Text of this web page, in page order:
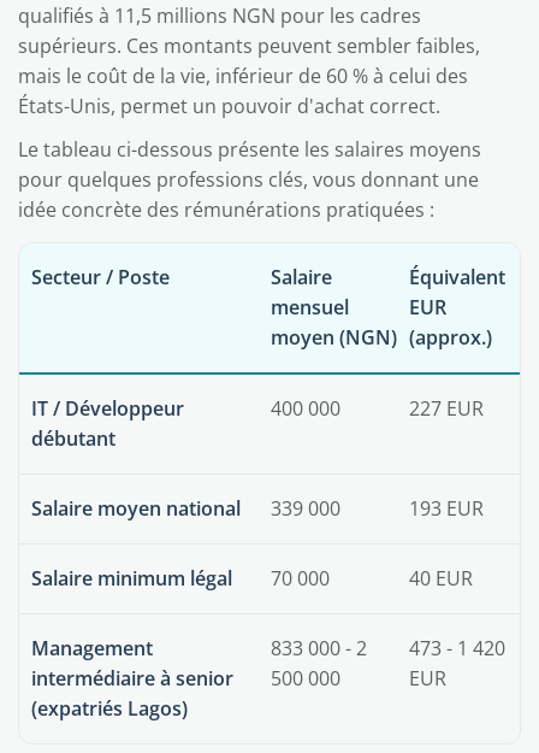
qualifiés à 11,5 millions NGN pour les cadres
supérieurs. Ces montants peuvent sembler faibles,
mais le coût de la vie, inférieur de 60 % à celui des
États-Unis, permet un pouvoir d'achat correct.
Le tableau ci-dessous présente les salaires moyens
pour quelques professions clés, vous donnant une
idée concrète des rémunérations pratiquées :
Secteur / Poste
Salaire
mensuel
moyen (NGN)
Équivalent
EUR
(approx.)
IT / Développeur
débutant
400 000 227 EUR
Salaire moyen national 339 000 193 EUR
Salaire minimum légal 70 000 40 EUR
Management
intermédiaire à senior
(expatriés Lagos)
833 000 - 2
500 000
473 - 1 420
EUR